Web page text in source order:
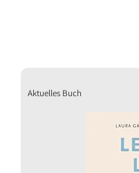
Aktuelles Buch